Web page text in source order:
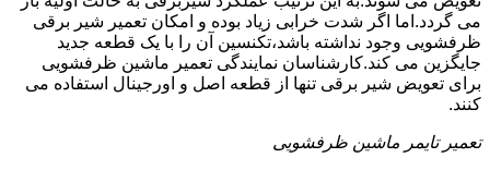
می گردد.اما اگر شدت خرابی زیاد بوده و امکان تعمیر شیر برقی
ظرفشویی وجود نداشته باشد،تکنسین آن را با یک قطعه جدید
جایگزین می کند.کارشناسان نمایندگی تعمیر ماشین ظرفشویی
برای تعویض شیر برقی تنها از قطعه اصل و اورجینال استفاده می
کنند.
تعمیر تایمر ماشین ظرفشویی